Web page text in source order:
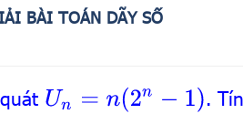
BÀI TOÁN DÃY SỐ
Un= n( 2n−1)
.